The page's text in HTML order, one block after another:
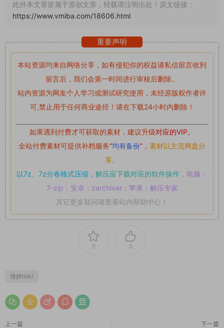
此外本文章皆属于原创文章，转载请注明出处！原文链接：
https://www.vmiba.com/18606.html
重要声明
本站资源均来自网络分享，如有侵犯你的权益请私信留言收到
留言后，我们会第一时间进行审核后删除。
站内资源为网友个人学习或测试研究使用，未经原版权作者许
可,禁止用于任何商业途径！请在下载24小时内删除！
如果遇到付费才可获取的素材，建议升级对应的VIP。
全站付费素材可提供补档服务“均有备份”， 素材以主流网盘分
享。
以7z、7z分卷格式压缩， 解压应下载对应的软件操作， 电脑：
7-zip；安卓：zarchiver；苹果：解压专家
其它更多疑问请查看站内帮助中心！
0 0
倩婷miki
上一篇 下一篇